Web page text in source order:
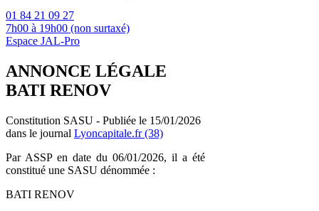
01 84 21 09 27
7h00 à 19h00 (non surtaxé)
Espace JAL-Pro
ANNONCE LÉGALE
BATI RENOV
Constitution SASU - Publiée le 15/01/2026
dans le journal Lyoncapitale.fr (38)
Par ASSP en date du 06/01/2026, il a été
constitué une SASU dénommée :
BATI RENOV